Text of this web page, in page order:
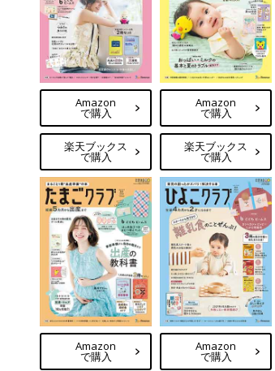
Amazon
で購入
楽天ブックス
で購入
Amazon
で購入
楽天ブックス
で購入
Amazon
で購入
Amazon
で購入